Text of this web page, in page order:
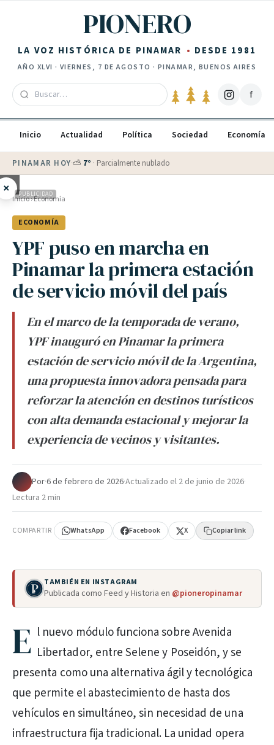
PIONERO
LA VOZ HISTÓRICA DE PINAMAR DESDE 1981
AÑO XLVI · VIERNES, 7 DE AGOSTO · PINAMAR, BUENOS AIRES
f
Inicio Actualidad Política Sociedad Economía
PINAMAR HOY·💵 Dólar blue$1530 · oficial $
× PUBLICIDAD
Inicio›Economía
ECONOMÍA
YPF puso en marcha en
Pinamar la primera estación
de servicio móvil del país
En el marco de la temporada de verano,
YPF inauguró en Pinamar la primera
estación de servicio móvil de la Argentina,
una propuesta innovadora pensada para
reforzar la atención en destinos turísticos
con alta demanda estacional y mejorar la
experiencia de vecinos y visitantes.
Por·6 de febrero de 2026·Actualizado el 2 de junio de 2026·
Lectura 2 min
COMPARTIR WhatsApp Facebook X Copiar link
TAMBIÉN EN INSTAGRAM
Publicada como Feed y Historia en @pioneropinamar
E l nuevo módulo funciona sobre Avenida
Libertador, entre Selene y Poseidón, y se
presenta como una alternativa ágil y tecnológica
que permite el abastecimiento de hasta dos
vehículos en simultáneo, sin necesidad de una
infraestructura fija tradicional. La unidad opera